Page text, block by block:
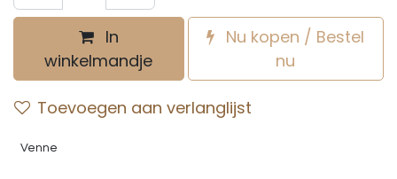
In
winkelmandje
Nu kopen / Bestel
nu
Toevoegen aan verlanglijst
Venne